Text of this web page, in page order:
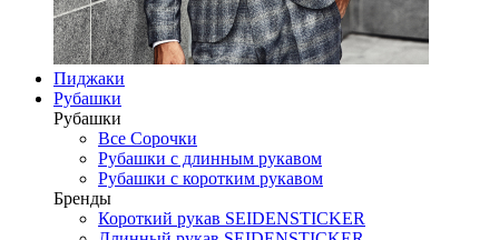
Пиджаки
Рубашки
Рубашки
Все Сорочки
Рубашки с длинным рукавом
Рубашки с коротким рукавом
Бренды
Короткий рукав SEIDENSTICKER